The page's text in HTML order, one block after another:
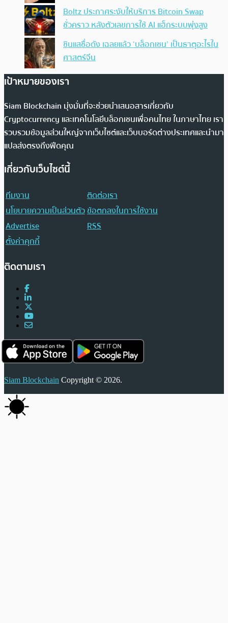
Boltz ประกาศระงับให้บริการ Bitcoin Swap
ชั่วคราว หลังตัวเลขการใช้ AI แฮ็กระบบพุ่งสูง
ซินแสชื่อดัง เฉลยแล้ว ‘บล็อกเชน’ เป็นธาตุอะไรใน
ศาสตร์จีน
เป้าหมายของเรา
Siam Blockchain มุ่งมั่นที่จะช่วยนำเสนอสารเกี่ยวกับ
Cryptocurrency และเทคโนโลยีบล็อกเชนเพื่อคนไทย ในภาษาไทย เรา
รวบรวมข้อมูลส่วนใหญ่จากเว็บไซต์และเว็บบอร์ดต่างประเทศและนำมา
แปลส่งตรงถึงฟีดคุณ
เกี่ยวกับเว็บไซต์นี้
ทีมงาน
ติดต่อเรา
นโยบายความเป็นส่วนตัวข้อตกลงในการใช้งาน
Advertise
RSS
ตั้งค่าคุกกี้
ติดตามเรา
Siam Blockchain Copyright © 2026.